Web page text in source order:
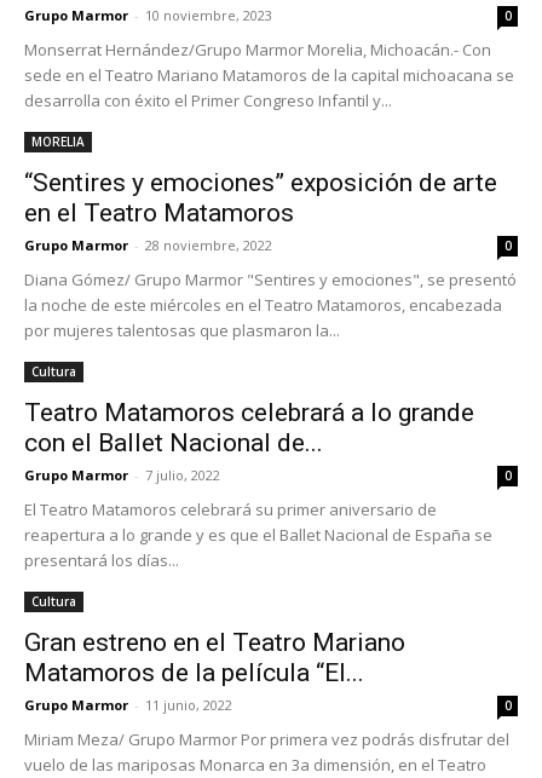
Grupo Marmor - 10 noviembre, 2023 0
Monserrat Hernández/Grupo Marmor Morelia, Michoacán.- Con
sede en el Teatro Mariano Matamoros de la capital michoacana se
desarrolla con éxito el Primer Congreso Infantil y...
MORELIA
“Sentires y emociones” exposición de arte
en el Teatro Matamoros
Grupo Marmor - 28 noviembre, 2022 0
Diana Gómez/ Grupo Marmor "Sentires y emociones", se presentó
la noche de este miércoles en el Teatro Matamoros, encabezada
por mujeres talentosas que plasmaron la...
Cultura
Teatro Matamoros celebrará a lo grande
con el Ballet Nacional de...
Grupo Marmor - 7 julio, 2022 0
El Teatro Matamoros celebrará su primer aniversario de
reapertura a lo grande y es que el Ballet Nacional de España se
presentará los días...
Cultura
Gran estreno en el Teatro Mariano
Matamoros de la película “El...
Grupo Marmor - 11 junio, 2022 0
Miriam Meza/ Grupo Marmor Por primera vez podrás disfrutar del
vuelo de las mariposas Monarca en 3a dimensión, en el Teatro